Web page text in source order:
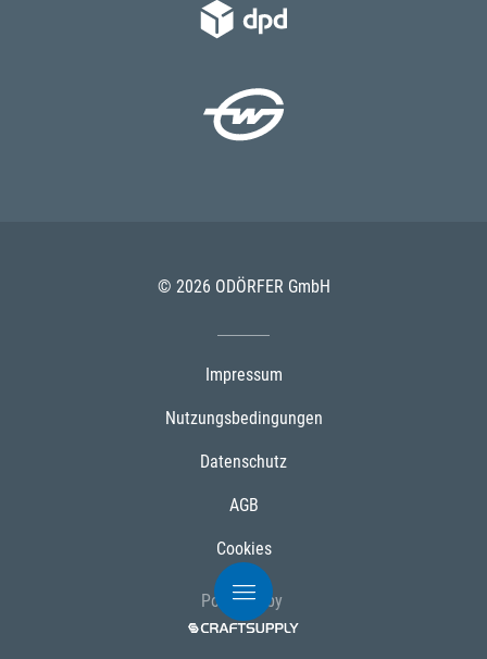
© 2026 ODÖRFER GmbH
Impressum
Nutzungsbedingungen
Datenschutz
AGB
Cookies
Powered by